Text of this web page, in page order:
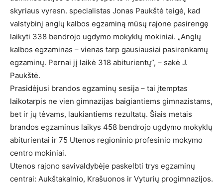
skyriaus vyresn. specialistas Jonas Paukštė teigė, kad
valstybinį anglų kalbos egzaminą mūsų rajone pasirengę
laikyti 338 bendrojo ugdymo mokyklų mokiniai. „Anglų
kalbos egzaminas – vienas tarp gausiausiai pasirenkamų
egzaminų. Pernai jį laikė 318 abiturientų”, – sakė J.
Paukštė.
Prasidėjusi brandos egzaminų sesija – tai įtemptas
laikotarpis ne vien gimnazijas baigiantiems gimnazistams,
bet ir jų tėvams, laukiantiems rezultatų. Šiais metais
brandos egzaminus laikys 458 bendrojo ugdymo mokyklų
abiturientai ir 75 Utenos regioninio profesinio mokymo
centro mokiniai.
Utenos rajono savivaldybėje paskelbti trys egzaminų
centrai: Aukštakalnio, Krašuonos ir Vyturių progimnazijos.